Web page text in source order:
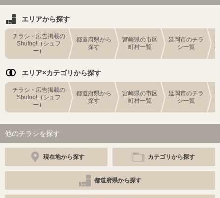
エリアから探す
チラシ・広告掲載の
Shufoo!（シュフ
ー）
都道府県から
探す
宮崎県の市区
町村一覧
延岡市のチラ
シ一覧
エリア×カテゴリから探す
チラシ・広告掲載の
Shufoo!（シュフ
ー）
都道府県から
探す
宮崎県の市区
町村一覧
延岡市のチラ
シ一覧
他のチラシを探す
現在地から探す カテゴリから探す
都道府県から探す